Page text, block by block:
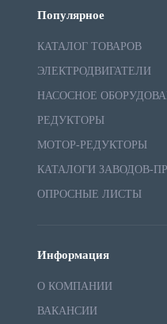
Популярное
КАТАЛОГ ТОВАРОВ
ЭЛЕКТРОДВИГАТЕЛИ
НАСОСНОЕ
РЕДУКТОРЫ
МОТОР-РЕДУКТОРЫ
КАТАЛОГИ ЗАВОДОВ-
ОПРОСНЫЕ ЛИСТЫ
Информация
О КОМПАНИИ
ВАКАНСИИ